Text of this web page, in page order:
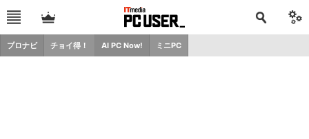
プロナビ チョイ得！ AI PC Now! ミニPC